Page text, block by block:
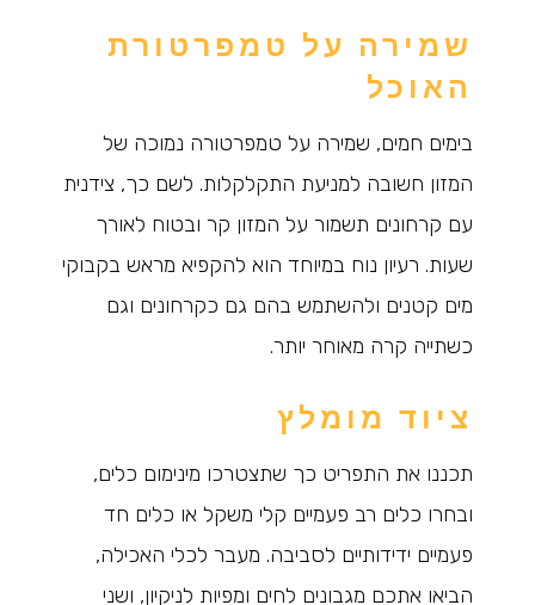
שמירה על טמפרטורת
האוכל
בימים חמים, שמירה על טמפרטורה נמוכה של
המזון חשובה למניעת התקלקלות. לשם כך, צידנית
עם קרחונים תשמור על המזון קר ובטוח לאורך
שעות. רעיון נוח במיוחד הוא להקפיא מראש בקבוקי
מים קטנים ולהשתמש בהם גם כקרחונים וגם
כשתייה קרה מאוחר יותר.
ציוד מומלץ
תכננו את התפריט כך שתצטרכו מינימום כלים,
ובחרו כלים רב פעמיים קלי משקל או כלים חד
פעמיים ידידותיים לסביבה. מעבר לכלי האכילה,
הביאו אתכם מגבונים לחים ומפיות לניקיון, ושני